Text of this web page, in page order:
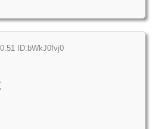
ID:bWkJ0fvj0